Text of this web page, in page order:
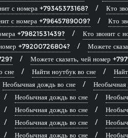
с номера +79345373168? Кто
с номера +79645789009? Кто
+79821531439? Кто звонит с
+79200726804? Можете
Можете сказать, чей номер
сне Найти ноутбук во сне
Необычная дождь во сне Необычная
Необычная дождь во сне
Необычная дождь во сне
Необычная дождь во сне
Необычная дождь во сне